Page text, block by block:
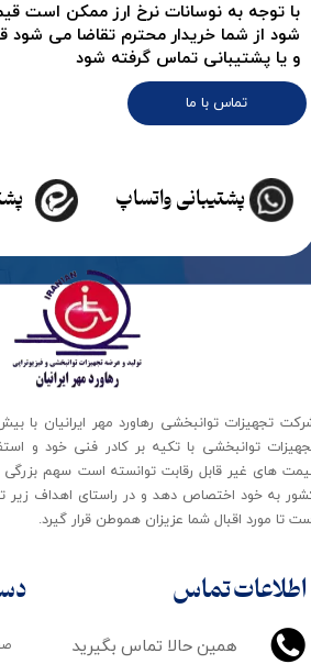
تماس با ما
پشتیبانی واتساپ
با توجه به نوسانات نرخ ارز ممکن است
شود از شما خریدار محترم تقاضا می شود
و یا پشتیبانی تماس گرفته شود
اطلاعات تماس
همین حالا تماس بگیرید
توانبخشی با تکیه بر کادر فنی خود و
های غیر قابل رقابت توانسته است سهم بزرگی
به خود اختصاص دهد و در راستای اهداف زیر
تا مورد اقبال شما عزیزان هموطن قرار گیرد​​​​​​​.